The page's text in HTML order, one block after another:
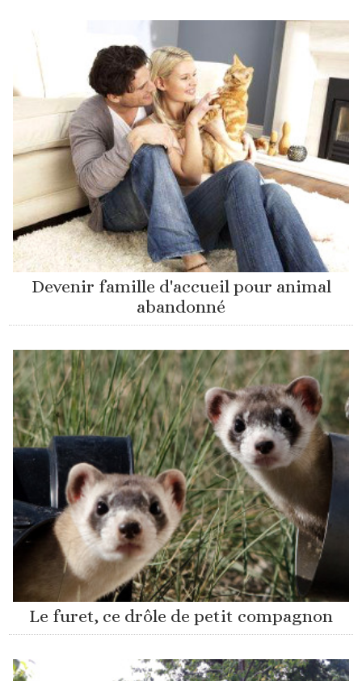
Devenir famille d'accueil pour animal
abandonné
Le furet, ce drôle de petit compagnon